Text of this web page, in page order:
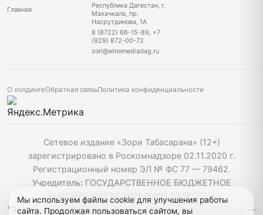
Главная
Республика Дагестан, г.
Махачкала, пр.
Насрутдинова, 1А
8 (8722) 66-15-89, +7
(929) 872-00-72
zori@etnomediadag.ru
О холдингеОбратная связьПолитика конфиденциальности
Сетевое издание «Зори Табасарана» (12+)
зарегистрировано в Роскомнадзоре 02.11.2020 г.
Регистрационный номер ЭЛ № ФС 77 — 79462.
Учредитель: ГОСУДАРСТВЕННОЕ БЮДЖЕТНОЕ
УЧРЕЖДЕНИЕ РЕСПУБЛИКИ ДАГЕСТАН
"ЭТНОМЕДИАХОЛДИНГ "ДАГЕСТАН". Главный редактор —
Мы используем файлы cookie для улучшения работы
сайта. Продолжая пользоваться сайтом, вы